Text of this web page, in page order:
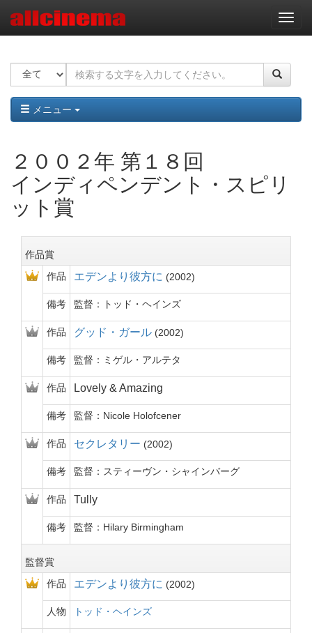
ナ
ビ
ー
ョ
ン
メニュー
２００２年 第１８回
インディペンデント・スピリ
ット賞
作品賞
作品
エデンより彼方に 2002
備考 監督：トッド・ヘインズ
作品 グッド・ガール 2002
備考 監督：ミゲル・アルテタ
作品 Lovely & Amazing
備考 監督：Nicole Holofcener
作品 セクレタリー 2002
備考 監督：スティーヴン・シャインバーグ
作品 Tully
備考 監督：Hilary Birmingham
監督賞
作品
エデンより彼方に 2002
人物 トッド・ヘインズ